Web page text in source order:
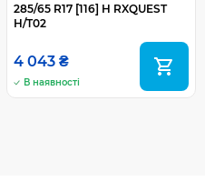
285/65 R17 [116] H RXQUEST
H/T02
4 043 ₴
В наявності